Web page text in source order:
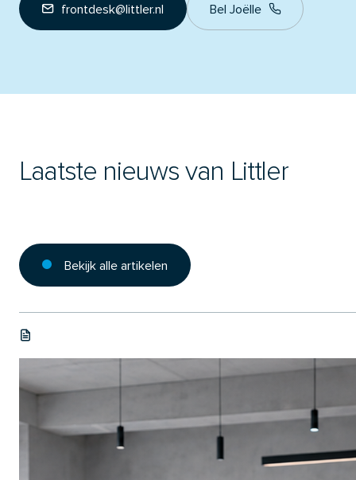
frontdesk@littler.nl Bel Joëlle
Laatste nieuws van Littler
Bekijk alle artikelen